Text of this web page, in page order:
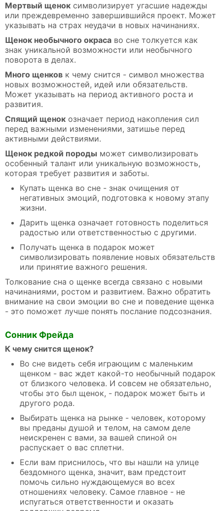
Мертвый щенок символизирует угасшие надежды
или преждевременно завершившийся проект. Может
указывать на страх неудачи в новых начинаниях.
Щенок необычного окраса во сне толкуется как
знак уникальной возможности или необычного
поворота в делах.
Много щенков к чему снится - символ множества
новых возможностей, идей или обязательств.
Может указывать на период активного роста и
развития.
Спящий щенок означает период накопления сил
перед важными изменениями, затишье перед
активными действиями.
Щенок редкой породы может символизировать
особенный талант или уникальную возможность,
которая требует развития и заботы.
Купать щенка во сне - знак очищения от
негативных эмоций, подготовка к новому этапу
жизни.
Дарить щенка означает готовность поделиться
радостью или ответственностью с другими.
Получать щенка в подарок может
символизировать появление новых обязательств
или принятие важного решения.
Толкование сна о щенке всегда связано с новыми
начинаниями, ростом и развитием. Важно обратить
внимание на свои эмоции во сне и поведение щенка
- это поможет лучше понять послание подсознания.
Сонник Фрейда
К чему снится щенок?
Во сне видеть себя играющим с маленьким
щенком - вас ждет какой-то необычный подарок
от близкого человека. И совсем не обязательно,
чтобы это был щенок, - подарок может быть и
другого рода.
Выбирать щенка на рынке - человек, которому
вы преданы душой и телом, на самом деле
неискренен с вами, за вашей спиной он
распускает о вас сплетни.
Если вам приснилось, что вы нашли на улице
бездомного щенка, значит, вам предстоит
помочь сильно нуждающемуся во всех
отношениях человеку. Самое главное - не
испугаться ответственности и оказать